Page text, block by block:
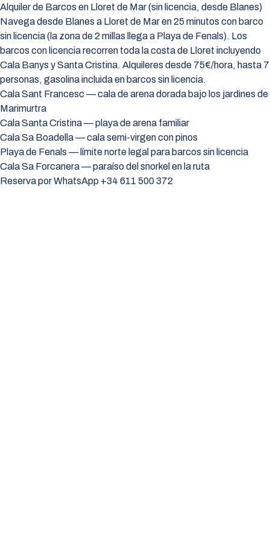
Alquiler de Barcos en Lloret de Mar (sin licencia, desde Blanes)
Navega desde Blanes a Lloret de Mar en 25 minutos con barco
sin licencia (la zona de 2 millas llega a Playa de Fenals). Los
barcos con licencia recorren toda la costa de Lloret incluyendo
Cala Banys y Santa Cristina. Alquileres desde 75€/hora, hasta 7
personas, gasolina incluida en barcos sin licencia.
Cala Sant Francesc — cala de arena dorada bajo los jardines de
Marimurtra
Cala Santa Cristina — playa de arena familiar
Cala Sa Boadella — cala semi-virgen con pinos
Playa de Fenals — límite norte legal para barcos sin licencia
Cala Sa Forcanera — paraíso del snorkel en la ruta
Reserva por WhatsApp +34 611 500 372